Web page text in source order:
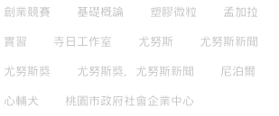
創業競賽 基礎概論 塑膠微粒 孟加拉
實習 寺日工作室 尤努斯 尤努斯新聞
尤努斯獎 尤努斯獎，尤努斯新聞 尼泊爾
心輔犬 桃園市政府社會企業中心